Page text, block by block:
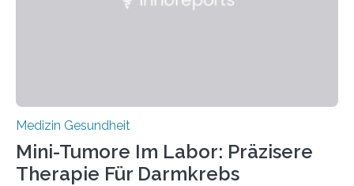
Medizin Gesundheit
Mini-Tumore Im Labor: Präzisere
Therapie Für Darmkrebs